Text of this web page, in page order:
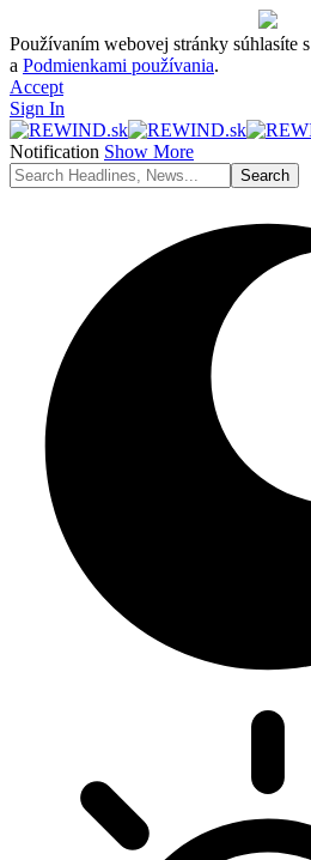
Používaním webovej stránky súhlasíte s
a Podmienkami používania.
Accept
Sign In
Notification Show More